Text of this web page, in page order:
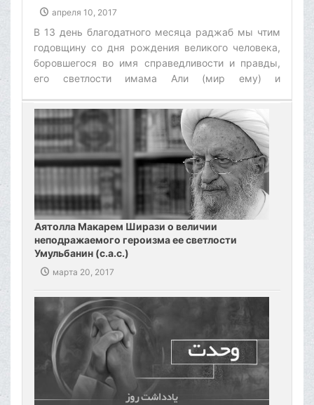
апреля 10, 2017
В 13 день благодатного месяца раджаб мы чтим
годовщину со дня рождения великого человека,
боровшегося во имя справедливости и правды,
его светлости имама Али (мир ему) и
добронравия.‌ И да приветствует Аллах Али ибн
Аби-Талиба, глас справедливости и гуманности. И
да распространится милость господняя на его
светлость Али (мир ему), который на словах и на
деле предначертал для человечества путь
благочестия.
Аятолла Макарем Ширази о величии
неподражаемого героизма ее светлости
Умульбанин (с.а.с.)
марта 20, 2017